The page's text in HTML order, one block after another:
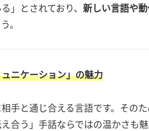
」とされており、 新しい言語や
。
ニケーション」の魅力
手と通じ合える言語です。その
合う」手話ならではの温かさも魅